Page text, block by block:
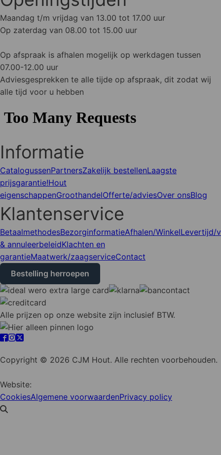
Maandag t/m vrijdag van 13.00 tot 17.00 uur
Op zaterdag van 08.00 tot 15.00 uur
Op afspraak is afhalen mogelijk op werkdagen tussen
07.00-12.00 uur
Adviesgesprekken te alle tijde op afspraak, dit zodat wij
alle tijd voor u hebben
Informatie
CatalogussenPartnersZakelijk bestellenLaagste
prijsgarantie!Hout
eigenschappenGroothandelOfferte/adviesOver onsBlog
Klantenservice
BetaalmethodesBezorginformatieAfhalen/WinkelLevertijd/
& annuleerbeleidKlachten en
garantieMaatwerk/zaagserviceContact
Bestelling herroepen
Alle prijzen op onze website zijn inclusief BTW.
Copyright © 2026 CJM Hout. Alle rechten voorbehouden.
Website:
CookiesAlgemene voorwaardenPrivacy policy